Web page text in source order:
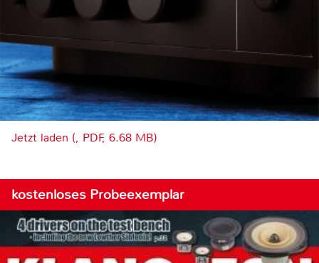
Jetzt laden (, PDF, 6.68 MB)
kostenloses Probeexemplar